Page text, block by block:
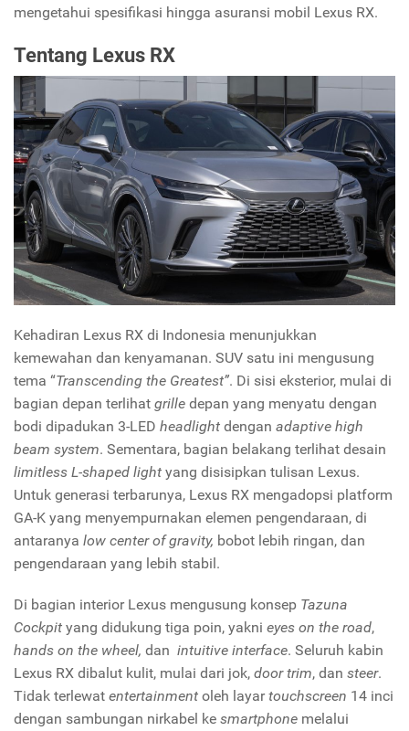
mengetahui spesifikasi hingga asuransi mobil Lexus RX.
Tentang Lexus RX
Kehadiran Lexus RX di Indonesia menunjukkan
kemewahan dan kenyamanan. SUV satu ini mengusung
tema “Transcending the Greatest”. Di sisi eksterior, mulai di
bagian depan terlihat grille depan yang menyatu dengan
bodi dipadukan 3-LED headlight dengan adaptive high
beam system. Sementara, bagian belakang terlihat desain
limitless L-shaped light yang disisipkan tulisan Lexus.
Untuk generasi terbarunya, Lexus RX mengadopsi platform
GA-K yang menyempurnakan elemen pengendaraan, di
antaranya low center of gravity, bobot lebih ringan, dan
pengendaraan yang lebih stabil.
Di bagian interior Lexus mengusung konsep Tazuna
Cockpit yang didukung tiga poin, yakni eyes on the road,
hands on the wheel, dan intuitive interface. Seluruh kabin
Lexus RX dibalut kulit, mulai dari jok, door trim, dan steer.
Tidak terlewat entertainment oleh layartouchscreen 14 inci
dengan sambungan nirkabel ke smartphone melalui